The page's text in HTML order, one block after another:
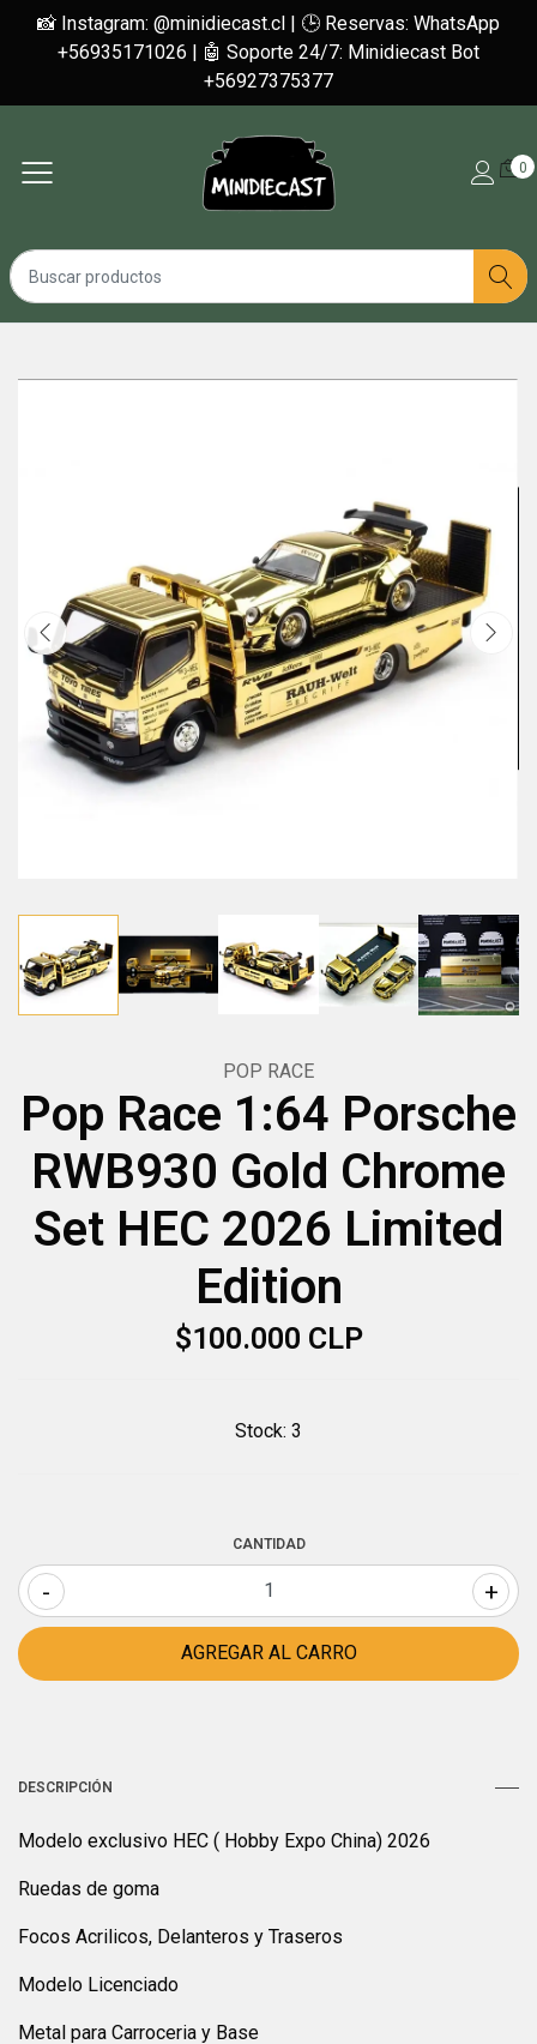
📸 Instagram: @minidiecast.cl | 🕒 Reservas: WhatsApp
+56935171026 | 🤖 Soporte 24/7: Minidiecast Bot
+56927375377
0
POP RACE
Pop Race 1:64 Porsche
RWB930 Gold Chrome
Set HEC 2026 Limited
Edition
$100.000 CLP
Stock: 3
CANTIDAD
- +
DESCRIPCIÓN
Modelo exclusivo HEC ( Hobby Expo China) 2026
Ruedas de goma
Focos Acrilicos, Delanteros y Traseros
Modelo Licenciado
Metal para Carroceria y Base